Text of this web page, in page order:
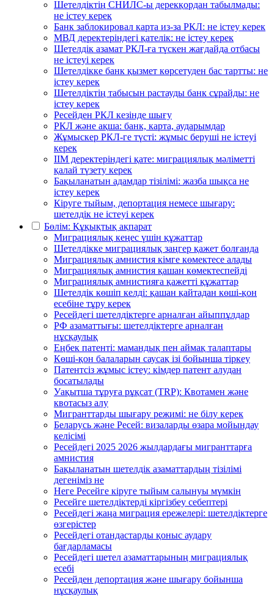
Шетелдіктің СНИЛС-ы дерекқордан табылмады:
не істеу керек
Банк заблокировал карта из-за РКЛ: не істеу керек
МВД деректеріндегі қателік: не істеу керек
Шетелдік азамат РКЛ-ға түскен жағдайда отбасы
не істеуі керек
Шетелдікке банк қызмет көрсетуден бас тартты: не
істеу керек
Шетелдіктің табысын растауды банк сұрайды: не
істеу керек
Ресейден РКЛ кезінде шығу
РКЛ және ақша: банк, карта, аударымдар
Жұмыскер РКЛ-ге түсті: жұмыс беруші не істеуі
керек
ІІМ деректеріндегі қате: миграциялық мәліметті
қалай түзету керек
Бақыланатын адамдар тізілімі: жазба шықса не
істеу керек
Кіруге тыйым, депортация немесе шығару:
шетелдік не істеуі керек
Бөлім: Құқықтық ақпарат
Миграциялық кеңес үшін құжаттар
Шетелдікке миграциялық заңгер қажет болғанда
Миграциялық амнистия кімге көмектесе алады
Миграциялық амнистия қашан көмектеспейді
Миграциялық амнистияға қажетті құжаттар
Шетелдік көшіп келді: қашан қайтадан көші-қон
есебіне тұру керек
Ресейдегі шетелдіктерге арналған айыппұлдар
РФ азаматтығы: шетелдіктерге арналған
нұсқаулық
Еңбек патенті: мамандық пен аймақ талаптары
Көші-қон балаларын саусақ ізі бойынша тіркеу
Патентсіз жұмыс істеу: кімдер патент алудан
босатылады
Уақытша тұруға рұқсат (TRP): Квотамен және
квотасыз алу
Мигранттарды шығару режимі: не білу керек
Беларусь және Ресей: визаларды өзара мойындау
келісімі
Ресейдегі 2025 2026 жылдардағы мигранттарға
амнистия
Бақыланатын шетелдік азаматтардың тізілімі
дегеніміз не
Неге Ресейге кіруге тыйым салынуы мүмкін
Ресейге шетелдіктерді кіргізбеу себептері
Ресейдегі жаңа миграция ережелері: шетелдіктерге
өзгерістер
Ресейдегі отандастарды қоныс аудару
бағдарламасы
Ресейдегі шетел азаматтарының миграциялық
есебі
Ресейден депортация және шығару бойынша
нұсқаулық